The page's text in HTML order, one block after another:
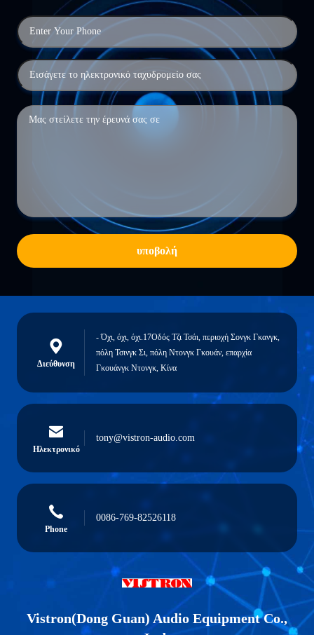
υποβολή
Διεύθυνση
- Όχι, όχι, όχι.17Οδός Τζι Τσάι, περιοχή Σονγκ Γκανγκ,
πόλη Τσινγκ Σι, πόλη Ντονγκ Γκουάν, επαρχία
Γκουάνγκ Ντονγκ, Κίνα
Ηλεκτρονικό
tony@vistron-audio.com
Phone
0086-769-82526118
Vistron(Dong Guan) Audio Equipment Co.,